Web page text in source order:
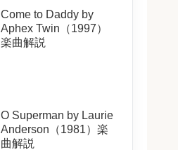
Come to Daddy by
Aphex Twin（1997）
楽曲解説
O Superman by Laurie
Anderson（1981）楽
曲解説